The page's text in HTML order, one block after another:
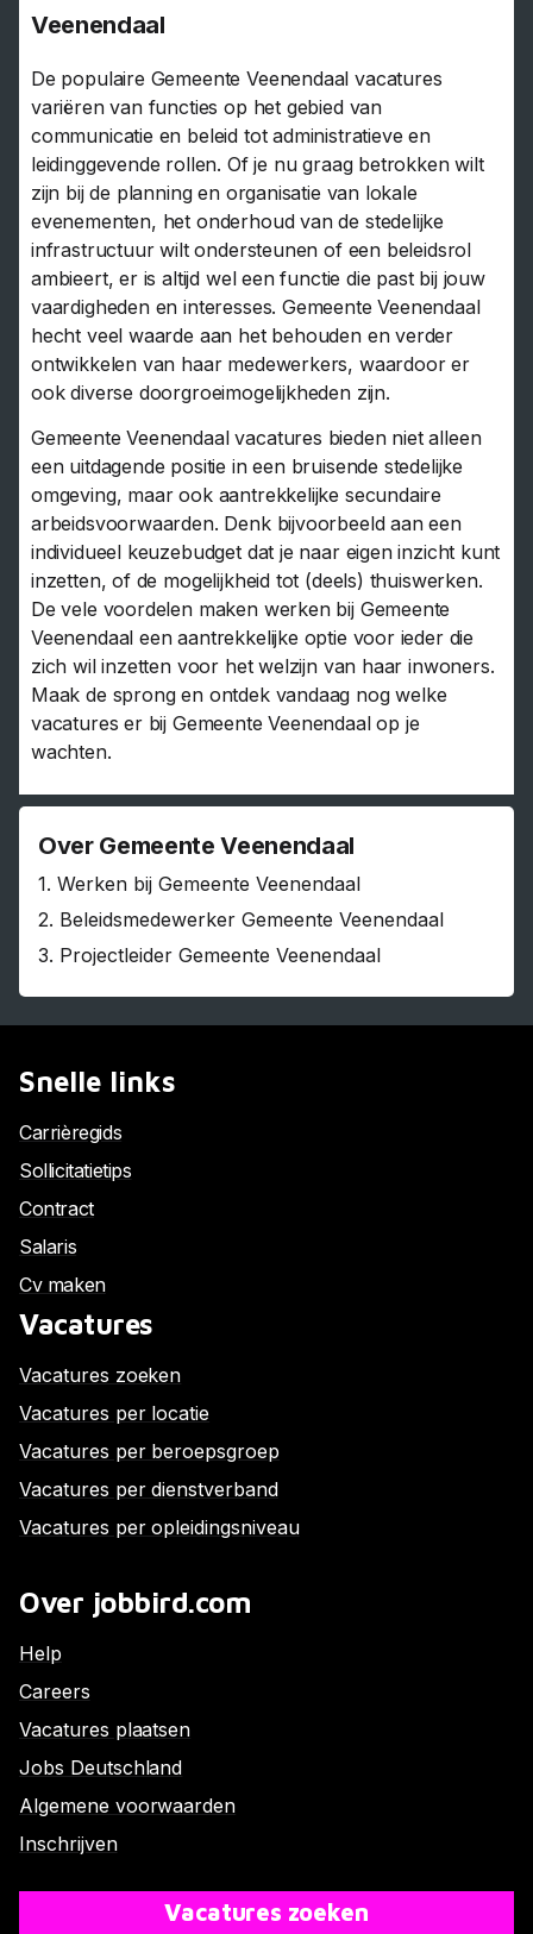
Over Gemeente Veenendaal
1. Werken bij Gemeente Veenendaal
2. Beleidsmedewerker Gemeente Veenendaal
3. Projectleider Gemeente Veenendaal
Veenendaal
De populaire Gemeente Veenendaal vacatures
variëren van functies op het gebied van
communicatie en beleid tot administratieve en
leidinggevende rollen. Of je nu graag betrokken wilt
zijn bij de planning en organisatie van lokale
evenementen, het onderhoud van de stedelijke
infrastructuur wilt ondersteunen of een beleidsrol
ambieert, er is altijd wel een functie die past bij jouw
vaardigheden en interesses. Gemeente Veenendaal
hecht veel waarde aan het behouden en verder
ontwikkelen van haar medewerkers, waardoor er
ook diverse doorgroeimogelijkheden zijn.
Gemeente Veenendaal vacatures bieden niet alleen
een uitdagende positie in een bruisende stedelijke
omgeving, maar ook aantrekkelijke secundaire
arbeidsvoorwaarden. Denk bijvoorbeeld aan een
individueel keuzebudget dat je naar eigen inzicht kunt
inzetten, of de mogelijkheid tot (deels) thuiswerken.
De vele voordelen maken werken bij Gemeente
Veenendaal een aantrekkelijke optie voor ieder die
zich wil inzetten voor het welzijn van haar inwoners.
Maak de sprong en ontdek vandaag nog welke
vacatures er bij Gemeente Veenendaal op je
wachten.
Snelle links
Carrièregids
Sollicitatietips
Contract
Salaris
Cv maken
Vacatures
Vacatures zoeken
Vacatures per locatie
Vacatures per beroepsgroep
Vacatures per dienstverband
Vacatures per opleidingsniveau
Over jobbird.com
Help
Careers
Vacatures plaatsen
Jobs Deutschland
Algemene voorwaarden
Inschrijven
Vacatures zoeken